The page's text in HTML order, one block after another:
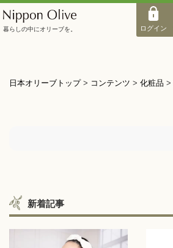
ログイン
暮らしの中にオリーブを。
日本オリーブトップ> コンテンツ > 化粧品 >
新着記事